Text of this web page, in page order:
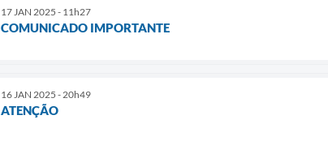
17 JAN 2025 - 11h27
COMUNICADO IMPORTANTE
16 JAN 2025 - 20h49
ATENÇÃO